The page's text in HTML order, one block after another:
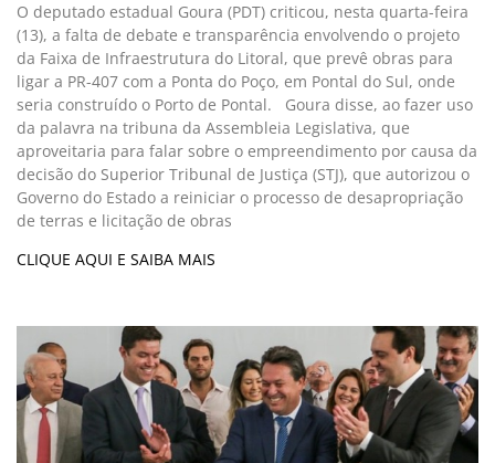
O deputado estadual Goura (PDT) criticou, nesta quarta-feira
(13), a falta de debate e transparência envolvendo o projeto
da Faixa de Infraestrutura do Litoral, que prevê obras para
ligar a PR-407 com a Ponta do Poço, em Pontal do Sul, onde
seria construído o Porto de Pontal. Goura disse, ao fazer uso
da palavra na tribuna da Assembleia Legislativa, que
aproveitaria para falar sobre o empreendimento por causa da
decisão do Superior Tribunal de Justiça (STJ), que autorizou o
Governo do Estado a reiniciar o processo de desapropriação
de terras e licitação de obras
CLIQUE AQUI E SAIBA MAIS